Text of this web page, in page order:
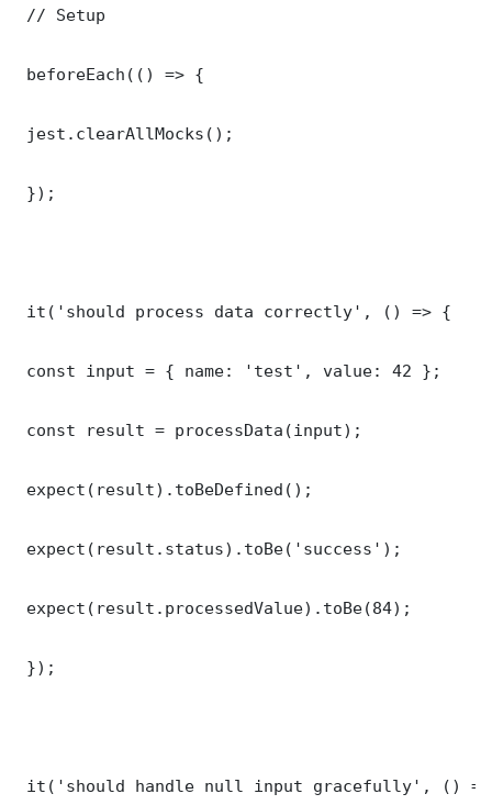
// Setup
beforeEach(() => {
jest.clearAllMocks();
});
it('should process data correctly', () => {
const input = { name: 'test', value: 42 };
const result = processData(input);
expect(result).toBeDefined();
expect(result.status).toBe('success');
expect(result.processedValue).toBe(84);
});
it('should handle null input gracefully', ()